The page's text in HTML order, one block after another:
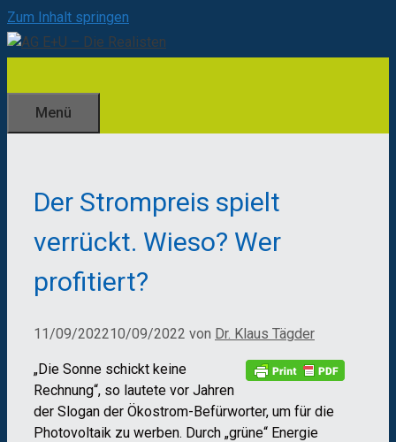
Zum Inhalt springen
Menü
Der Strompreis spielt
verrückt. Wieso? Wer
profitiert?
11/09/202210/09/2022 von Dr. Klaus Tägder
„Die Sonne schickt keine
Rechnung“, so lautete vor Jahren
der Slogan der Ökostrom-Befürworter, um für die
Photovoltaik zu werben. Durch „grüne“ Energie